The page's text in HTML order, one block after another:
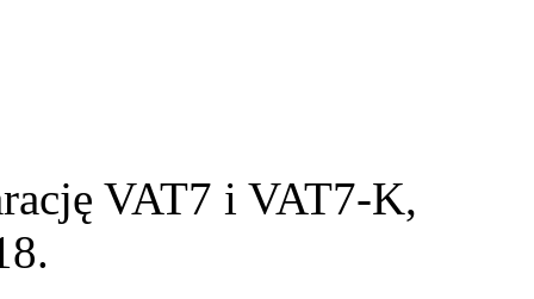
VAT7 i VAT7-K,